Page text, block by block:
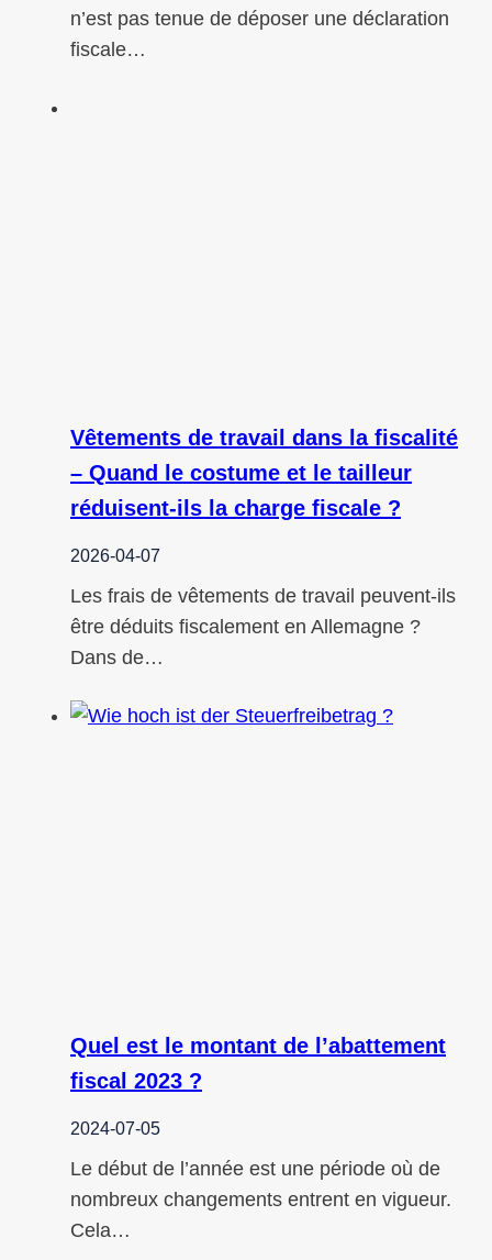
n’est pas tenue de déposer une déclaration
fiscale…
Vêtements de travail dans la fiscalité
– Quand le costume et le tailleur
réduisent-ils la charge fiscale ?
2026-04-07
Les frais de vêtements de travail peuvent-ils
être déduits fiscalement en Allemagne ?
Dans de…
Quel est le montant de l’abattement
fiscal 2023 ?
2024-07-05
Le début de l’année est une période où de
nombreux changements entrent en vigueur.
Cela…